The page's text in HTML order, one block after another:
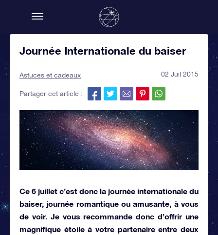
Journée Internationale du baiser
Astuces et cadeaux 02 Juil 2015
Partager cet article :
Ce 6 juillet c’est donc la journée internationale du
baiser, journée romantique ou amusante, à vous
de voir. Je vous recommande doncd’offrir une
magnifique étoileà votre partenaire entre deux